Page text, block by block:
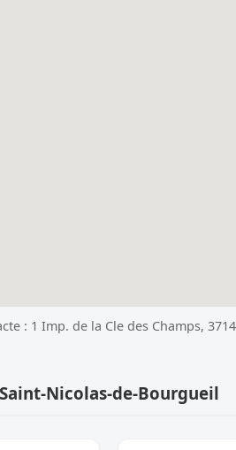
: 1 Imp. de la Cle des Champs,
Nicolas-de-Bourgueil